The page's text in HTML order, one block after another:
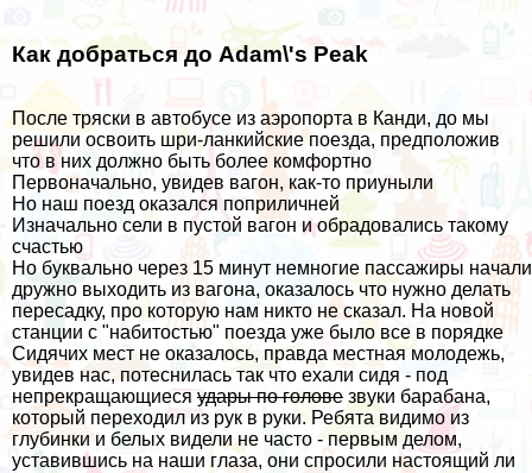
Как добраться до Adam\'s Peak
После тряски в автобусе из аэропорта в Канди, до мы
решили освоить шри-ланкийские поезда, предположив
что в них должно быть более комфортно
Первоначально, увидев вагон, как-то приуныли
Но наш поезд оказался поприличней
Изначально сели в пустой вагон и обрадовались такому
счастью
Но буквально через 15 минут немногие пассажиры начали
дружно выходить из вагона, оказалось что нужно делать
пересадку, про которую нам никто не сказал. На новой
станции с "набитостью" поезда уже было все в порядке
Сидячих мест не оказалось, правда местная молодежь,
увидев нас, потеснилась так что ехали сидя - под
непрекращающиеся удары по голове звуки барабана,
который переходил из рук в руки. Ребята видимо из
глубинки и белых видели не часто - первым делом,
уставившись на наши глаза, они спросили настоящий ли